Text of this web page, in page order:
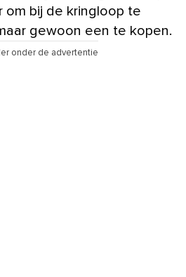
om bij de kringloop te
gewoon een te kopen.
onder de advertentie